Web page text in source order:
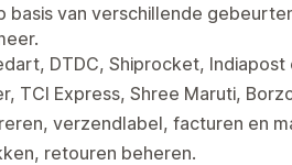
van verschillende
DTDC, Shiprocket, Indiapost
TCI Express, Shree Maruti,
verzendlabel, facturen en
retouren beheren.